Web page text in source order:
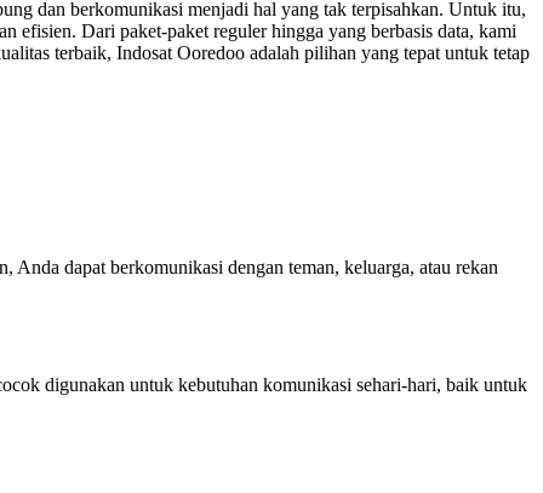
dan berkomunikasi menjadi hal yang tak terpisahkan. Untuk itu,
efisien. Dari paket-paket reguler hingga yang berbasis data, kami
terbaik, Indosat Ooredoo adalah pilihan yang tepat untuk tetap
dapat berkomunikasi dengan teman, keluarga, atau rekan
digunakan untuk kebutuhan komunikasi sehari-hari, baik untuk